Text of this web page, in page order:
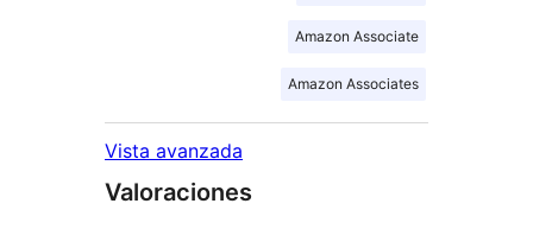
Amazon Associate
Amazon Associates
Vista avanzada
Valoraciones